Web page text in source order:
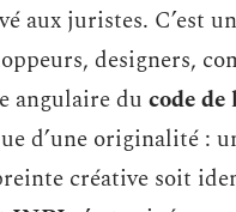
aux juristes. C’est
designers,
angulaire du code
d’une originalité :
créative soit